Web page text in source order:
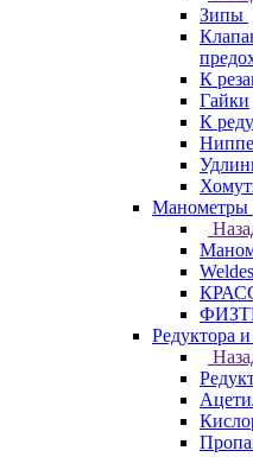
Зипы
К
Гайки
К
Манометры
Редуктора